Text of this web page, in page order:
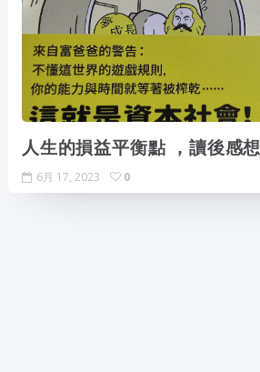
人生的損益平衡點 ，讀後感想
6月 17, 2023 0